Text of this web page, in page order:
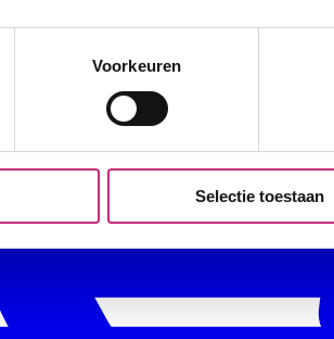
Voorkeuren
Selectie toestaan